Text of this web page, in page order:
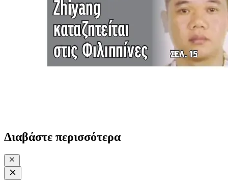
Διαβάστε περισσότερα